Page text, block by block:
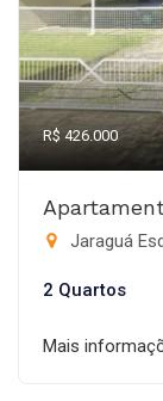
R$ 426.000
Jaraguá
2 Quartos
Mais